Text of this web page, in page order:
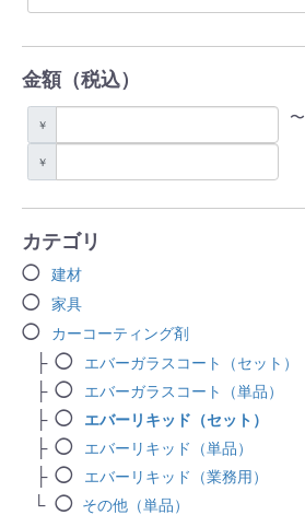
金額（税込）
￥ 〜
￥
カテゴリ
建材
家具
カーコーティング剤
エバーガラスコート（セット）
エバーガラスコート（単品）
エバーリキッド（セット）
エバーリキッド（単品）
エバーリキッド（業務用）
その他（単品）